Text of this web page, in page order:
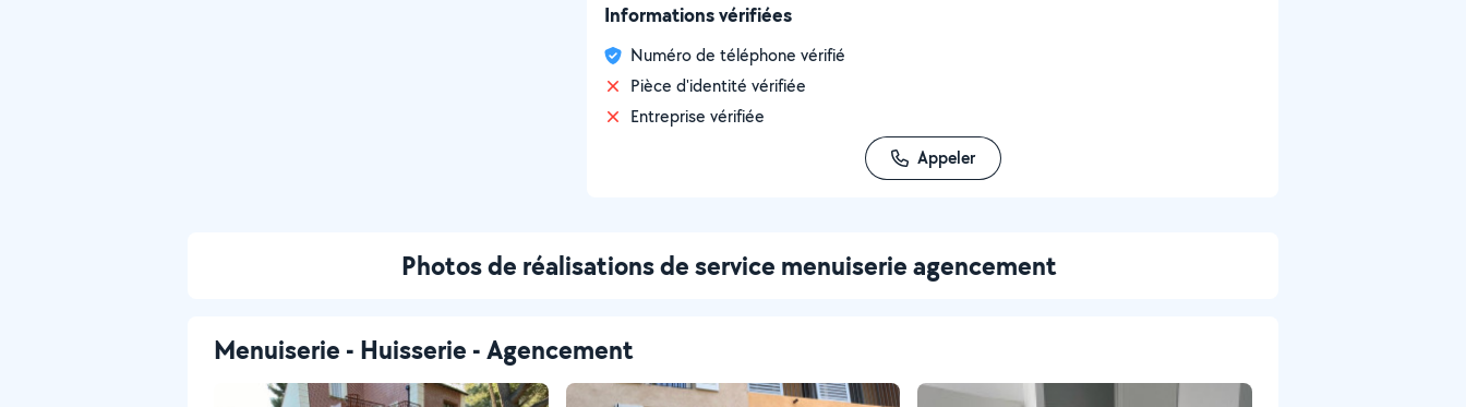
Informations vérifiées
Numéro de téléphone vérifié
Pièce d'identité vérifiée
Entreprise vérifiée
Appeler
Photos de réalisations de service menuiserie agencement
Menuiserie - Huisserie - Agencement